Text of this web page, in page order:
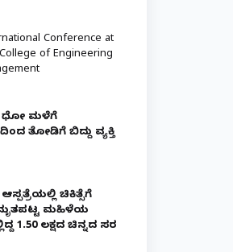
Conference at
of Engineering
ಧೋ ಮಳೆಗೆ
ತೋಡಿಗೆ ಬಿದ್ದು ವ್ಯಕ್ತಿ
ಚಿಕಿತ್ಸೆಗೆ
ಮಹಿಳೆಯ
₹1.50 ಲಕ್ಷದ ಚಿನ್ನದ ಸರ